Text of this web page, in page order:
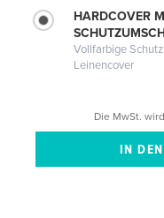
HARDCOVER
Vollfarbige
Leinencover
Die MwSt.